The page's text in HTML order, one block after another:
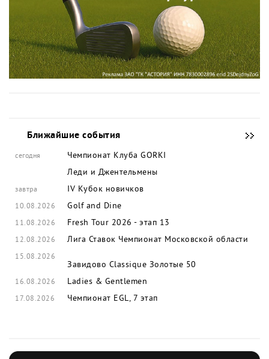
Ближайшие события
сегодня
Чемпионат Клуба GORKI
Леди и Джентельмены
завтра IV Кубок новичков
10.08.2026 Golf and Dine
11.08.2026 Fresh Tour 2026 - этап 13
12.08.2026 Лига Ставок Чемпионат Московской области
15.08.2026
Завидово Classique Золотые 50
16.08.2026 Ladies & Gentlemen
17.08.2026 Чемпионат EGL, 7 этап